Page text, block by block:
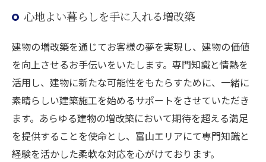
心地よい暮らしを手に入れる増改築
建物の増改築を通じてお客様の夢を実現し、建物の価値
を向上させるお手伝いをいたします。専門知識と情熱を
活用し、建物に新たな可能性をもたらすために、一緒に
素晴らしい建築施工を始めるサポートをさせていただき
ます。あらゆる建物の増改築において期待を超える満足
を提供することを使命とし、富山エリアにて専門知識と
経験を活かした柔軟な対応を心がけております。